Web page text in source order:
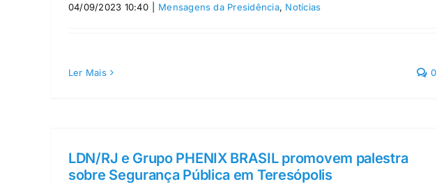
04/09/2023 10:40 Mensagens da Presidência, Notícias
Ler Mais 0
LDN/RJ e Grupo PHENIX BRASIL promovem palestra
sobre Segurança Pública em Teresópolis